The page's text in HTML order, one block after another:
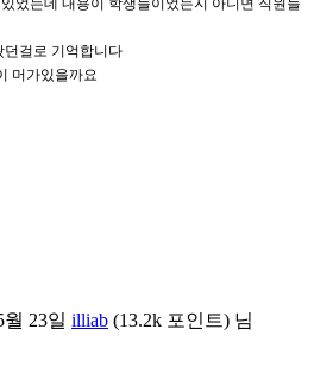
었는데 내용이 학생들이었는지 아니면 직원들
던걸로 기억합니다
머가있을까요
월 23일 illiab (13.2k 포인트) 님